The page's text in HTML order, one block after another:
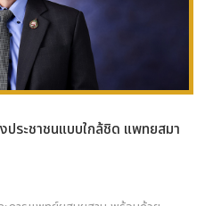
ประชาชนแบบใกล้ชิด แพทยสมา